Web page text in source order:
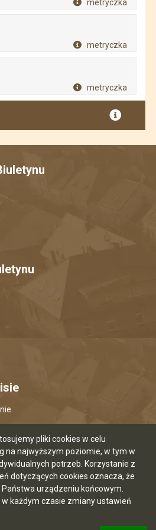
pliki cookies w celu
na najwyższym poziomie, w tym w
potrzeb. Korzystanie z
dotyczących cookies oznacza, że
urządzeniu końcowym.
każdym czasie zmiany ustawień
metryczka
metryczka
metryczka
07.08.2026 12:50